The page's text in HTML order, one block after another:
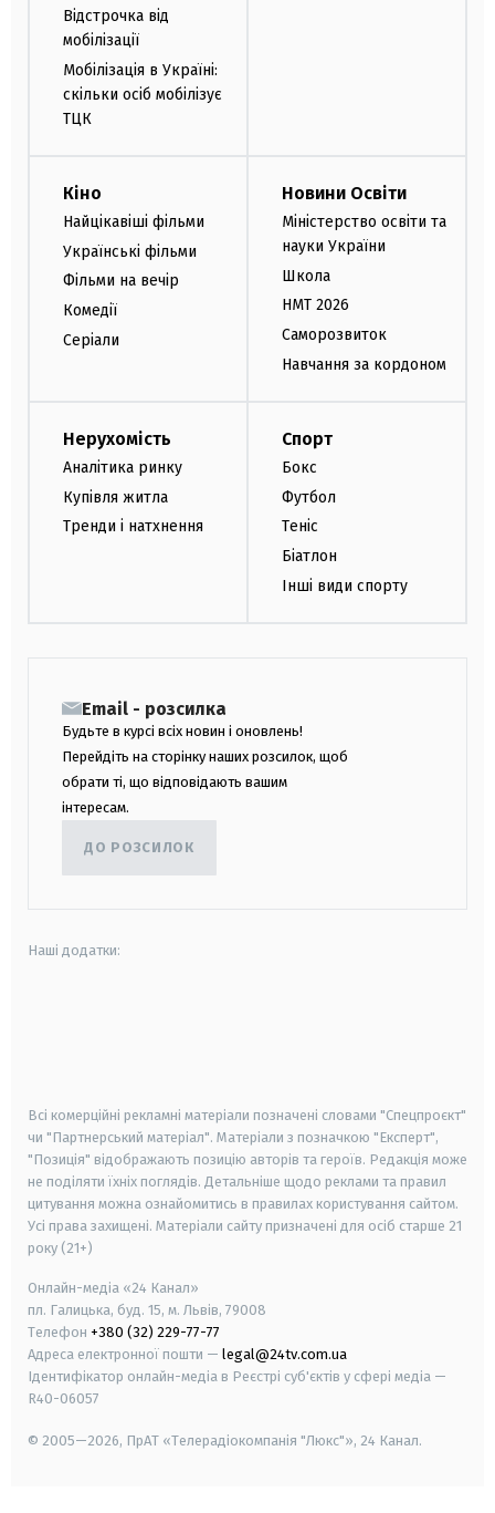
Відстрочка від
мобілізації
Мобілізація в Україні:
скільки осіб мобілізує
ТЦК
Кіно
Найцікавіші фільми
Українські фільми
Фільми на вечір
Комедії
Серіали
Новини Освіти
Міністерство освіти та
науки України
Школа
НМТ 2026
Саморозвиток
Навчання за кордоном
Нерухомість
Аналітика ринку
Купівля житла
Тренди і натхнення
Спорт
Бокс
Футбол
Теніс
Біатлон
Інші види спорту
Email - розсилка
Будьте в курсі всіх новин і оновлень!
Перейдіть на сторінку наших розсилок, щоб
обрати ті, що відповідають вашим
інтересам.
ДО РОЗСИЛОК
Наші додатки:
Всі комерційні рекламні матеріали позначені словами "Спецпроєкт"
чи "Партнерський матеріал". Матеріали з позначкою "Експерт",
"Позиція" відображають позицію авторів та героїв. Редакція може
не поділяти їхніх поглядів. Детальніше щодо реклами та правил
цитування можна ознайомитись в правилах користування сайтом.
Усі права захищені. Матеріали сайту призначені для осіб старше 21
року (21+)
Онлайн-медіа «24 Канал»
пл. Галицька, буд. 15, м. Львів, 79008
Телефон +380 (32) 229-77-77
Адреса електронної пошти — legal@24tv.com.ua
Ідентифікатор онлайн-медіа в Реєстрі суб'єктів у сфері медіа —
R40-06057
© 2005—2026, ПрАТ «Телерадіокомпанія "Люкс"», 24 Канал.